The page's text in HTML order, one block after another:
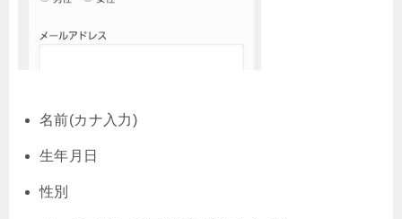
名前(カナ入力)
生年月日
性別